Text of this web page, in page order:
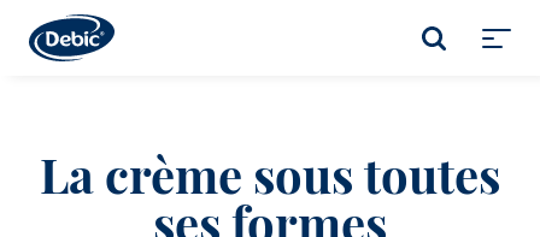
main
RECHERCHE
La crème sous toutes
ses formes